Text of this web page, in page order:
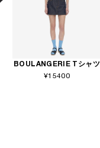
BOULANGERIE Tシャツ
¥15400